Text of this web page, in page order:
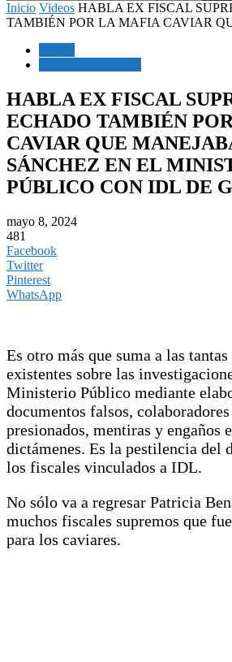
Inicio Videos HABLA EX FISCAL
TAMBIÉN POR LA MAFIA CAVIAR
HABLA EX FISCAL
ECHADO TAMBIÉN
CAVIAR QUE
SÁNCHEZ EN EL
PÚBLICO CON IDL DE
mayo 8, 2024
481
Facebook
Twitter
Pinterest
WhatsApp
Es otro más que suma a las tantas
existentes sobre las
Ministerio Público mediante
documentos falsos,
presionados, mentiras y engaños
dictámenes. Es la pestilencia del
los fiscales vinculados a IDL.
No sólo va a regresar Patricia
muchos fiscales supremos que
para los caviares.